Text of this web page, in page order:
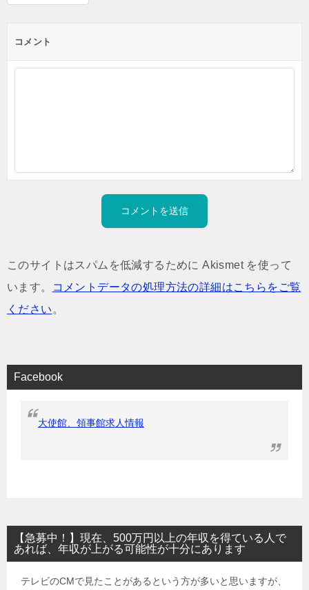
コメント
このサイトはスパムを低減するために Akismet を使って
います。
コメントデータの処理方法の詳細はこちらをご覧
ください 。
Facebook
大使館、領事館求人情報
【急募中！】現在、500万円以上の年収を得ている人で
あれば、年収が上がる可能性が十分にあります
テレビのCMで見たことがあるという方が多いと思いますが、